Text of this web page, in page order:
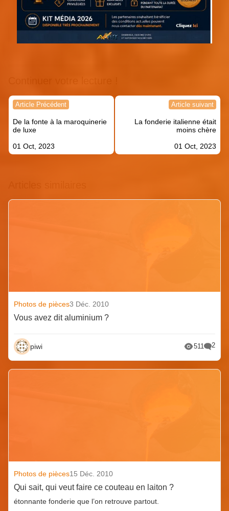
Navigation
l’article
Article Précédent
De la fonte à la maroquinerie
de luxe
01 Oct, 2023
Article suivant
La fonderie italienne était
moins chère
01 Oct, 2023
Photos de pièces3 Déc. 2010
Vous avez dit aluminium ?
piwi 511 2
Photos de pièces15 Déc. 2010
Qui sait, qui veut faire ce couteau en laiton ?
étonnante fonderie que l’on retrouve partout.